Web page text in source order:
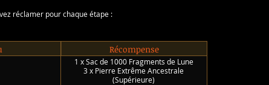
réclamer pour chaque étape :
Récompense
1 x Sac de 1000 Fragments de Lune
3 x Pierre Extrême Ancestrale
(Supérieure)